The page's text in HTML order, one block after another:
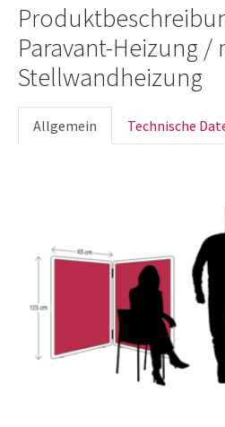
Paravant-Heizung /
Stellwandheizung
Allgemein Technische